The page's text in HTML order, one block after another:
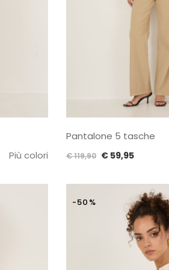
Più colori
Pantalone 5 tasche
€119,90 Il
originale
€ 119,90.
€59,95Il
attuale
è:
€ 59,95.
-50%